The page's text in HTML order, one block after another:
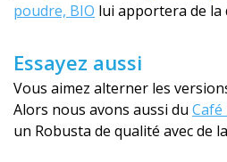
poudre, BIO lui apportera de la
Essayez aussi
Vous aimez alterner les
Alors nous avons aussi du
un Robusta de qualité avec de